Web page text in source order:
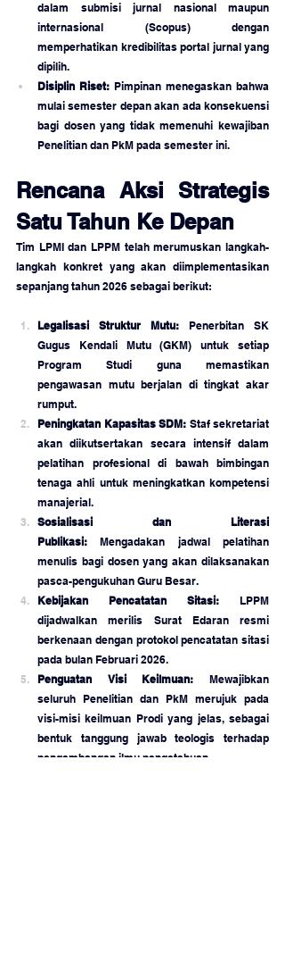
dalam submisi jurnal nasional maupun
internasional (Scopus) dengan
memperhatikan kredibilitas portal jurnal yang
dipilih.
Disiplin Riset: Pimpinan menegaskan bahwa
mulai semester depan akan ada konsekuensi
bagi dosen yang tidak memenuhi kewajiban
Penelitian dan PkM pada semester ini.
Rencana Aksi Strategis
Satu Tahun Ke Depan
Tim LPMI dan LPPM telah merumuskan langkah-
langkah konkret yang akan diimplementasikan
sepanjang tahun 2026 sebagai berikut:
Legalisasi Struktur Mutu: Penerbitan SK
Gugus Kendali Mutu (GKM) untuk setiap
Program Studi guna memastikan
pengawasan mutu berjalan di tingkat akar
rumput.
Peningkatan Kapasitas SDM: Staf sekretariat
akan diikutsertakan secara intensif dalam
pelatihan profesional di bawah bimbingan
tenaga ahli untuk meningkatkan kompetensi
manajerial.
Sosialisasi dan Literasi
Publikasi: Mengadakan jadwal pelatihan
menulis bagi dosen yang akan dilaksanakan
pasca-pengukuhan Guru Besar.
Kebijakan Pencatatan Sitasi: LPPM
dijadwalkan merilis Surat Edaran resmi
berkenaan dengan protokol pencatatan sitasi
pada bulan Februari 2026.
Penguatan Visi Keilmuan: Mewajibkan
seluruh Penelitian dan PkM merujuk pada
visi-misi keilmuan Prodi yang jelas, sebagai
bentuk tanggung jawab teologis terhadap
pengembangan ilmu pengetahuan.